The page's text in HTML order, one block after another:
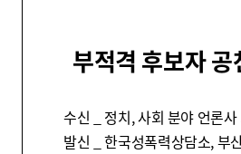
부적격 후보자
수신 _ 정치, 사회 분야 언론
발신 _ 한국성폭력상담소, 부